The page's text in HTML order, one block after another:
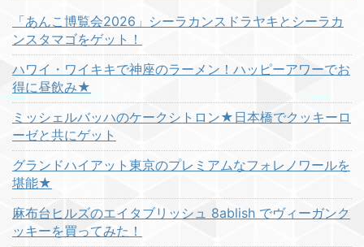
「あんこ博覧会2026」シーラカンスドラヤキとシーラカ
ンスタマゴをゲット！
ハワイ・ワイキキで神座のラーメン！ハッピーアワーでお
得に昼飲み★
ミッシェルバッハのケークシトロン★日本橋でクッキーロ
ーゼと共にゲット
グランドハイアット東京のプレミアムなフォレノワールを
堪能★
麻布台ヒルズのエイタブリッシュ 8ablish でヴィーガンク
ッキーを買ってみた！